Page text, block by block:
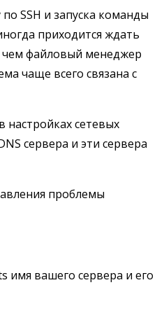
SSH и запуска команды
приходится ждать
чем файловый менеджер
чаще всего связана с
настройках сетевых
сервера и эти сервера
проблемы
имя вашего сервера и его